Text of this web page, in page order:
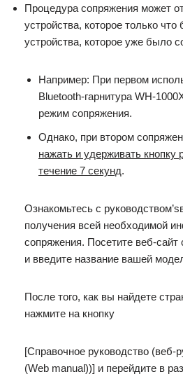
Процедура сопряжения может
устройства, которое только
устройства, которое уже было
Например: При первом
Bluetooth-гарнитура WH-
режим сопряжения.
Однако, при втором
нажать и удерживать кнопку
течение 7 секунд.
Ознакомьтесь с
получения всей необходимой
сопряжения. Посетите веб-
и введите название вашей
После того, как вы найдете
нажмите на кнопку
[Справочное руководство (веб-
(Web manual))] и перейдите в